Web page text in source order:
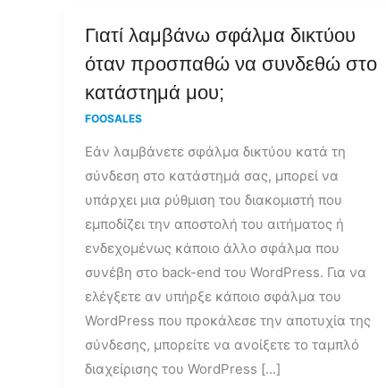
Γιατί λαμβάνω σφάλμα δικτύου
όταν προσπαθώ να συνδεθώ στο
κατάστημά μου;
FOOSALES
Εάν λαμβάνετε σφάλμα δικτύου κατά τη
σύνδεση στο κατάστημά σας, μπορεί να
υπάρχει μια ρύθμιση του διακομιστή που
εμποδίζει την αποστολή του αιτήματος ή
ενδεχομένως κάποιο άλλο σφάλμα που
συνέβη στο back-end του WordPress. Για να
ελέγξετε αν υπήρξε κάποιο σφάλμα του
WordPress που προκάλεσε την αποτυχία της
σύνδεσης, μπορείτε να ανοίξετε το ταμπλό
διαχείρισης του WordPress [...]
Γιατί
λαμβάνω
σφάλμα
δικτύου
προσπαθώ
να
συνδεθώ
στο
κατάστημά
μου;